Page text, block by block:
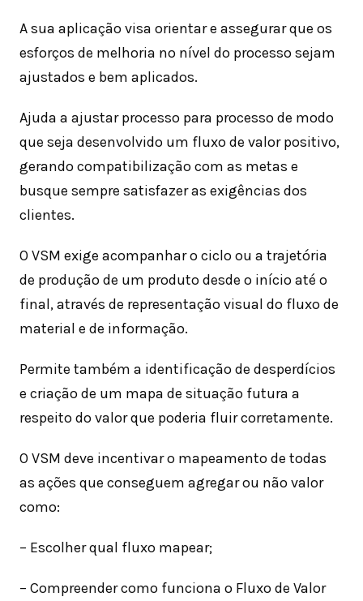
A sua aplicação visa orientar e assegurar que os
esforços de melhoria no nível do processo sejam
ajustados e bem aplicados.
Ajuda a ajustar processo para processo de modo
que seja desenvolvido um fluxo de valor positivo,
gerando compatibilização com as metas e
busque sempre satisfazer as exigências dos
clientes.
O VSM exige acompanhar o ciclo ou a trajetória
de produção de um produto desde o início até o
final, através de representação visual do fluxo de
material e de informação.
Permite também a identificação de desperdícios
e criação de um mapa de situação futura a
respeito do valor que poderia fluir corretamente.
O VSM deve incentivar o mapeamento de todas
as ações que conseguem agregar ou não valor
como:
– Escolher qual fluxo mapear;
– Compreender como funciona o Fluxo de Valor